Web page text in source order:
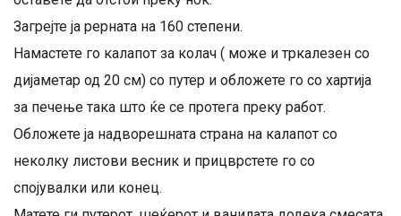
Загрејте ја рерната на 160 степени.
Намастете го калапот за колач ( може и тркалезен со
дијаметар од 20 см) со путер и обложете го со хартија
за печење така што ќе се протега преку работ.
Обложете ја надворешната страна на калапот со
неколку листови весник и прицврстете го со
спојувалки или конец.